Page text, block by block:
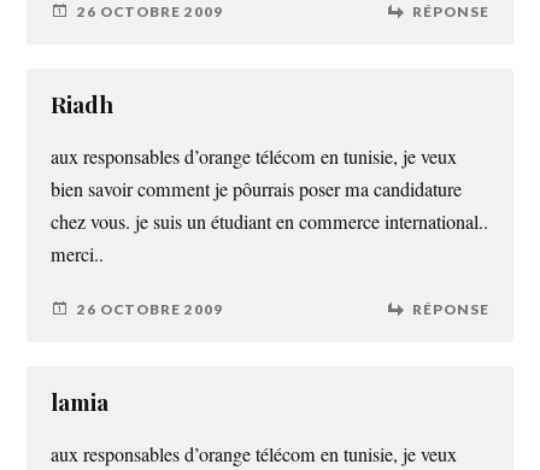
26 OCTOBRE 2009 RÉPONSE
Riadh
aux responsables d’orange télécom en tunisie, je veux
bien savoir comment je pôurrais poser ma candidature
chez vous. je suis un étudiant en commerce international..
merci..
26 OCTOBRE 2009 RÉPONSE
lamia
aux responsables d’orange télécom en tunisie, je veux